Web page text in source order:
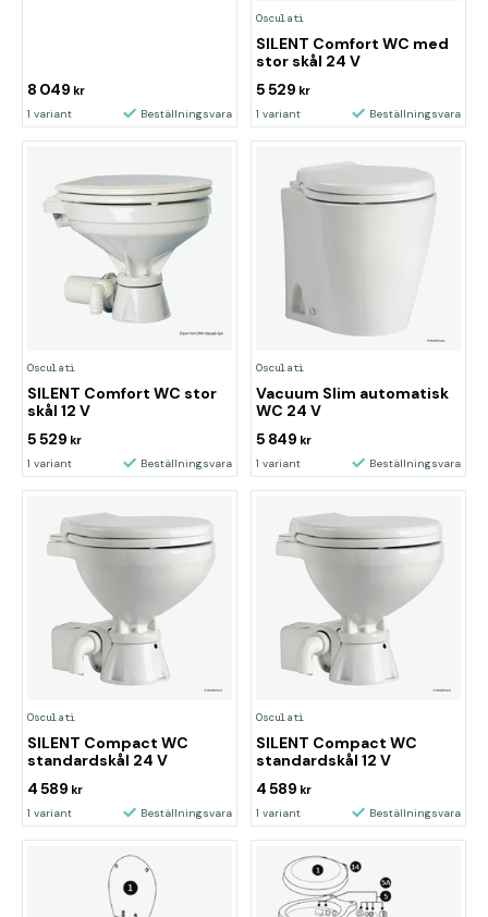
8 049 kr
1 variant Beställningsvara
Osculati
SILENT Comfort WC med
stor skål 24 V
5 529 kr
1 variant Beställningsvara
Osculati
SILENT Comfort WC stor
skål 12 V
5 529 kr
1 variant Beställningsvara
Osculati
Vacuum Slim automatisk
WC 24 V
5 849 kr
1 variant Beställningsvara
Osculati
SILENT Compact WC
standardskål 24 V
4 589 kr
1 variant Beställningsvara
Osculati
SILENT Compact WC
standardskål 12 V
4 589 kr
1 variant Beställningsvara